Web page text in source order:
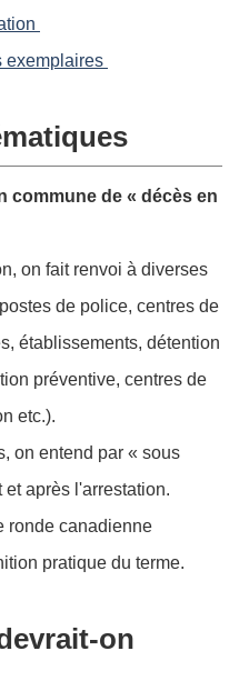
exemplaires
commune de « décès en
on fait renvoi à diverses
de police, centres de
établissements, détention
préventive, centres de
etc.).
on entend par « sous
après l'arrestation.
ronde canadienne
pratique du terme.
on